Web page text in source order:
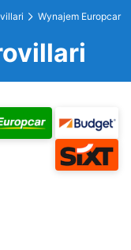
Wynajem Europcar